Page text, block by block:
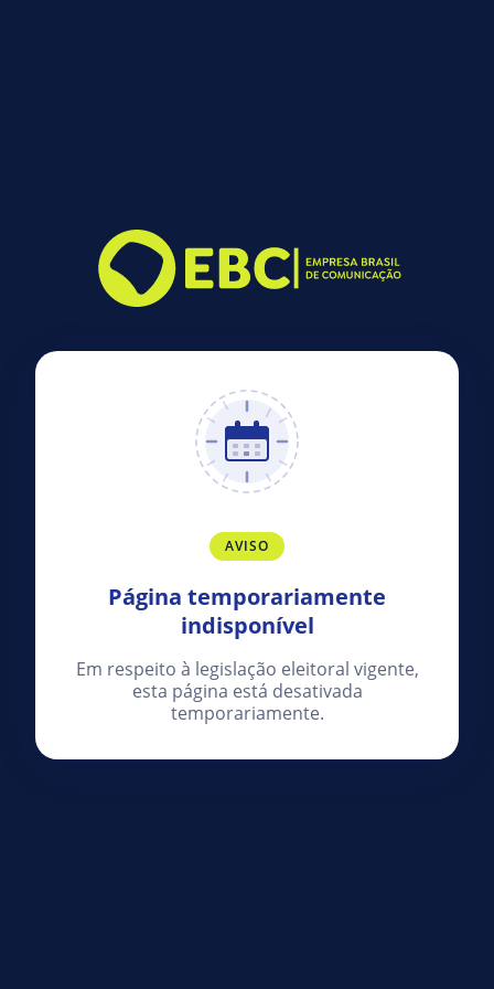
AVISO
Página temporariamente
indisponível
Em respeito à legislação eleitoral vigente,
esta página está desativada
temporariamente.